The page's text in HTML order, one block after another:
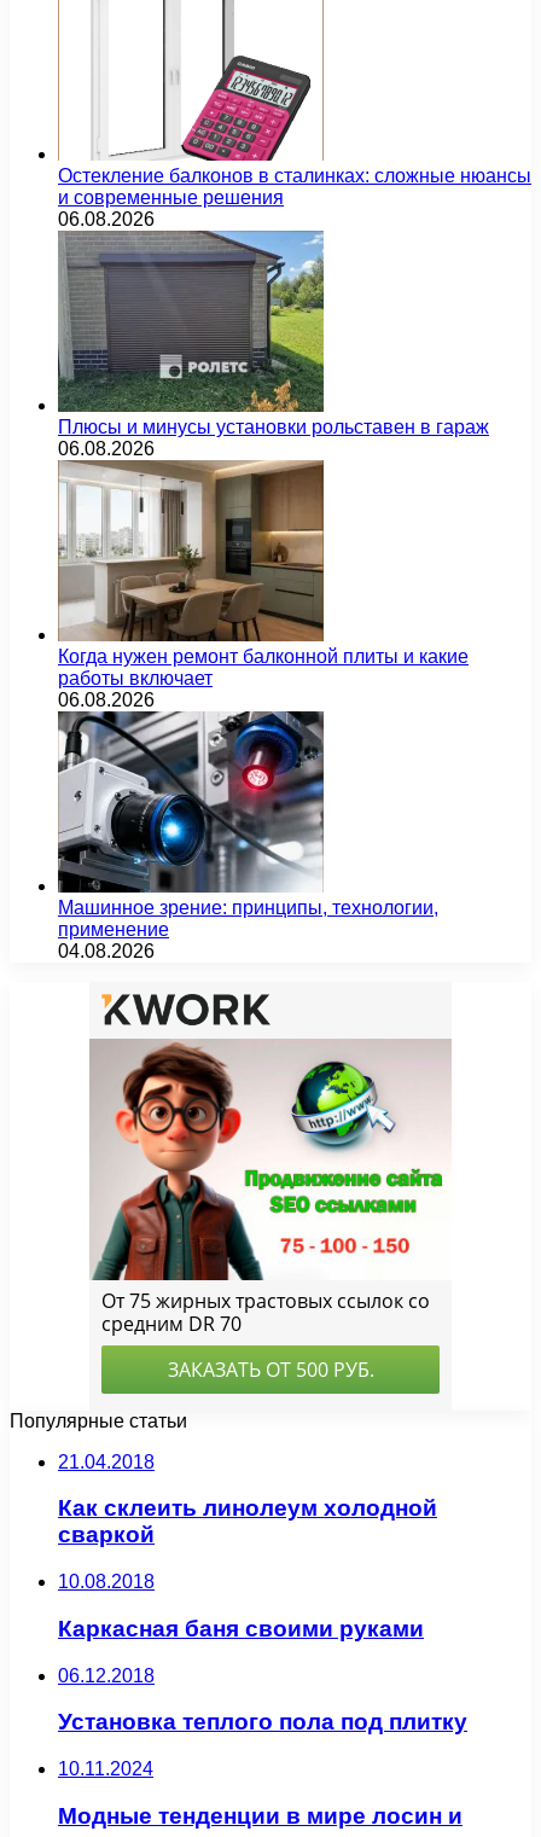
Остекление балконов в сталинках: сложные нюансы
и современные решения
06.08.2026
Плюсы и минусы установки рольставен в гараж
06.08.2026
Когда нужен ремонт балконной плиты и какие
работы включает
06.08.2026
Машинное зрение: принципы, технологии,
применение
04.08.2026
Популярные статьи
21.04.2018
Как склеить линолеум холодной
сваркой
10.08.2018
Каркасная баня своими руками
06.12.2018
Установка теплого пола под плитку
10.11.2024
Модные тенденции в мире лосин и